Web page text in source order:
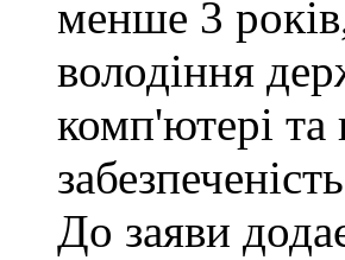
менше 3
володіння
комп'ютері та
До заяви